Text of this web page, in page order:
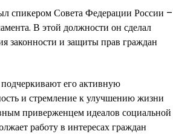
спикером Совета Федерации России –
В этой должности он сделал
законности и защиты прав граждан
его активную
и стремление к улучшению жизни
приверженцем идеалов социальной
работу в интересах граждан